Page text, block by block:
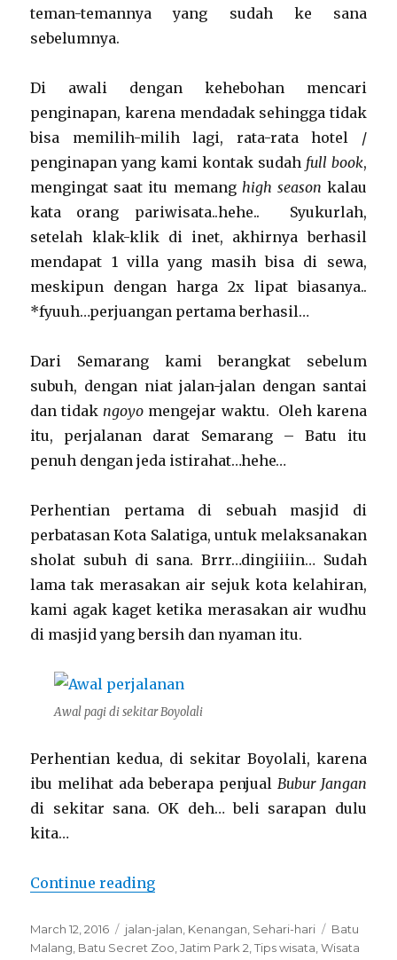
teman-temannya yang sudah ke sana
sebelumnya.
Di awali dengan kehebohan mencari
penginapan, karena mendadak sehingga tidak
bisa memilih-milih lagi, rata-rata hotel /
penginapan yang kami kontak sudah full book,
mengingat saat itu memang high season kalau
kata orang pariwisata..hehe.. Syukurlah,
setelah klak-klik di inet, akhirnya berhasil
mendapat 1 villa yang masih bisa di sewa,
meskipun dengan harga 2x lipat biasanya..
*fyuuh…perjuangan pertama berhasil…
Dari Semarang kami berangkat sebelum
subuh, dengan niat jalan-jalan dengan santai
dan tidakngoyo mengejar waktu. Oleh karena
itu, perjalanan darat Semarang – Batu itu
penuh dengan jeda istirahat…hehe…
Perhentian pertama di sebuah masjid di
perbatasan Kota Salatiga, untuk melaksanakan
sholat subuh di sana. Brrr…dingiiiin… Sudah
lama tak merasakan air sejuk kota kelahiran,
kami agak kaget ketika merasakan air wudhu
di masjid yang bersih dan nyaman itu.
Awal pagi di sekitar Boyolali
Perhentian kedua, di sekitar Boyolali, karena
ibu melihat ada beberapa penjual Bubur Jangan
di sekitar sana. OK deh… beli sarapan dulu
kita…
Continue reading“Trip to Batu Malang (1)”
Posted
on
March 12, 2016 Categories
jalan-jalan Kenangan Sehari-hari Tags
Batu
Malang Batu Secret Zoo ,Jatim Park 2 ,Tips wisata ,Wisata